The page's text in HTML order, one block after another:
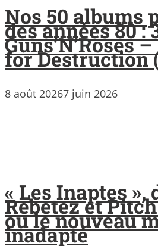
Nos 50 albums
des années 80 :
Guns’N’Roses
for Destruction
8 août 20267 juin 2026
« Les Inaptes »,
Rebetez et
ou le nouveau
inadapté